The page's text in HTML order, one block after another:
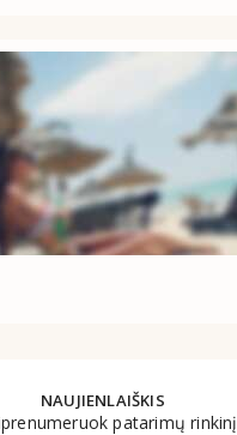
NAUJIENLAIŠKIS
patarimų rinkinį